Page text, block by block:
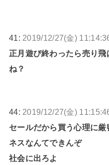
41: 2019/12/27(金)
正月遊び終わったら売り
ね？
44: 2019/12/27(金)
セールだから買う心理に
ネスなんてできんぞ
社会に出ろよ